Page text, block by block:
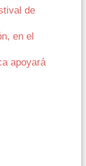
de
en el
apoyará